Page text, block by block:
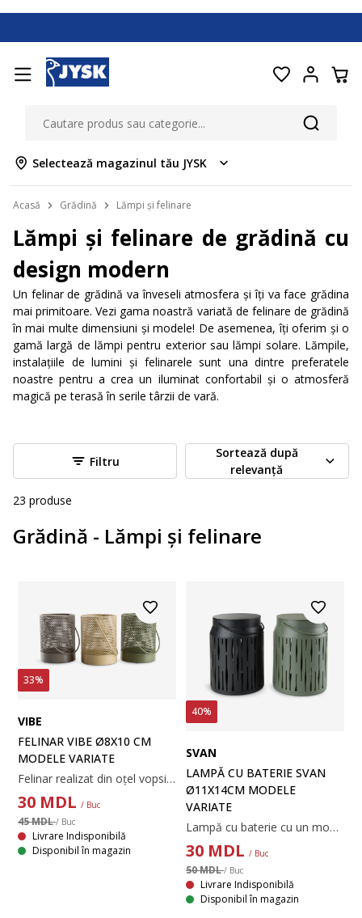
Selectează magazinul tău JYSK
Acasă Grădină Lămpi și felinare
Lămpi și felinare de grădină cu
design modern
Un felinar de grădină va înveseli atmosfera și îți va face grădina
mai primitoare. Vezi gama noastră variată de felinare de grădină
în mai multe dimensiuni și modele! De asemenea, îți oferim și o
gamă largă de lămpi pentru exterior sau lămpi solare. Lămpile,
instalațiile de lumini și felinarele sunt una dintre preferatele
noastre pentru a crea un iluminat confortabil și o atmosferă
magică pe terasă în serile târzii de vară.
Filtru
Sortează după
relevanță
23 produse
Grădină - Lămpi și felinare
33%
VIBE
FELINAR VIBE Ø8X10 CM
MODELE VARIATE
Felinar realizat din oțel vopsit electrostatic, cu un design modern, perforat. Când este aprins, creează un joc frumos de lumini. Dimensiunea sa compactă și mânerul îl fac ușor de amplasat în grădină sau în casă. Disponibil în culori variate și vândut individual. Ø8 x H10 cm
30 MDL / Buc
45 MDL/ Buc
Livrare Indisponibilă
Disponibil în magazin
40%
SVAN
LAMPĂ CU BATERIE SVAN
Ø11X14CM MODELE
VARIATE
Lampă cu baterie cu un model decorativ decupat care creează o strălucire caldă și primitoare. Designul fără fir oferă o amplasare flexibilă, iar o funcție convenabilă de temporizator automatizează iluminarea. Necesită 2 baterii AA (nu sunt incluse). Acest articol este disponibil în culori asortate și se vinde individual. Ø11 x H14 cm
30 MDL / Buc
50 MDL/ Buc
Livrare Indisponibilă
Disponibil în magazin